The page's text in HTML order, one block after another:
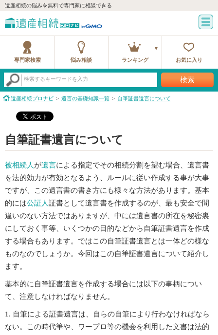
遺産相続の悩みを無料で専門家に相談できる
専門家検索 悩み相談 ランキング お気に入り
検索するキーワードを入力 検索
遺産相続プロナビ 遺言の基礎知識一覧 自筆証書遺言について
自筆証書遺言について
被相続人が遺言による指定でその相続分割を望む場合、遺言書
を法的効力が有効となるよう、ルールに従い作成する事が大事
ですが、この遺言書の書き方にも様々な方法があります。基本
的には公証人証書として遺言書を作成するのが、最も安全で間
違いのない方法ではありますが、中には遺言書の所在を秘密裏
にしておく事等、いくつかの目的などから自筆証書遺言を作成
する場合もあります。ではこの自筆証書遺言とは一体どの様な
ものなのでしょうか。今回はこの自筆証書遺言について紹介し
ます。
基本的に自筆証書遺言を作成する場合には以下の事柄につい
て、注意しなければなりません。
自筆による証書遺言は、自らの自筆により行わなければなら
ない。この時代筆や、ワープロ等の機会を利用した文書は法的